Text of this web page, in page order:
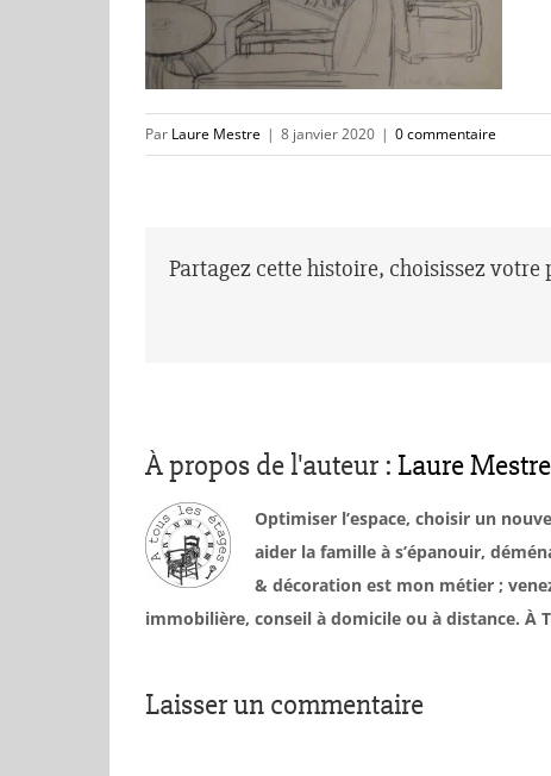
Par Laure Mestre | 8 janvier 2020 | 0 commentaire
Partagez cette histoire, choisissez votre
À propos de l'auteur : Laure Mestre
Optimiser l’espace, choisir un
aider la famille à s’épanouir,
& décoration est mon métier ;
immobilière, conseil à domicile ou à distance. À
Laisser un commentaire